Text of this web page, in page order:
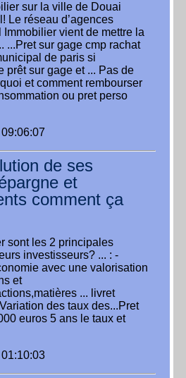
sur la ville de Douai
Le réseau d’agences
vient de mettre la
...Pret sur gage cmp rachat
de paris si
prêt sur gage et ... Pas de
et comment rembourser
ou pret perso
de ses
et
comment ça
sont les 2 principales
investisseurs? ... : -
avec une valorisation
et
... livret
des taux des...Pret
euros 5 ans le taux et